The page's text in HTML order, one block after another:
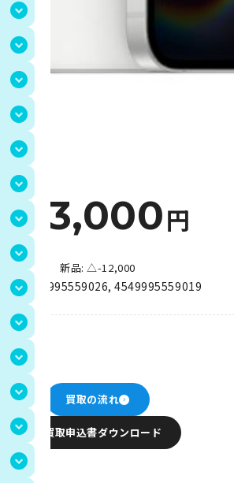
新品83,000円
新品: △-12,000
JAN:4549995559026,4549995559019
買取の流れ
買取申込書ダウンロード